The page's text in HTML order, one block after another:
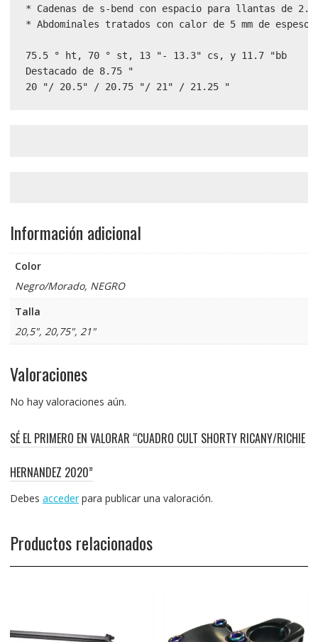
* Cadenas de s-bend con espacio para llantas de
* Abdominales tratados con calor de 5 mm de
75.5 ° ht, 70 ° st, 13 "- 13.3" cs, y 11.7 "bb
Destacado de 8.75 "
20 "/ 20.5" / 20.75 "/ 21" / 21.25 "
Información adicional
Color
Negro/Morado, NEGRO
Talla
20,5", 20,75", 21"
Valoraciones
No hay valoraciones aún.
SÉ EL PRIMERO EN VALORAR “CUADRO CULT SHORTY RICANY/RICHIE
HERNANDEZ 2020”
Debes accederpara publicar una valoración.
Productos relacionados